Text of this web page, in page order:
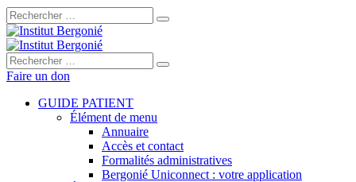
Rechercher :
Rechercher :
Faire un don
GUIDE PATIENT
Élément de menu
Annuaire
Accès et contact
Formalités administratives
Bergonié Uniconnect : votre application